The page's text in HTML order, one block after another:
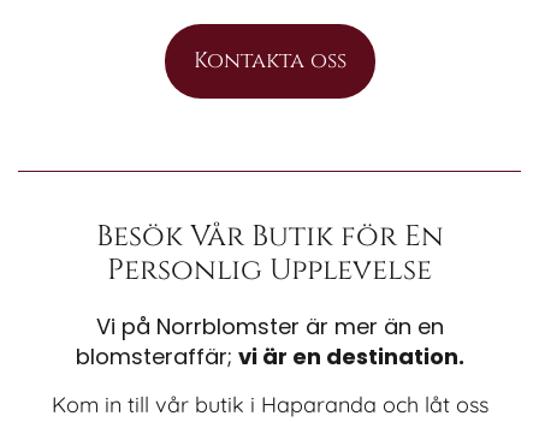
Kontakta oss
Besök Vår Butik för En
Personlig Upplevelse
Vi på Norrblomster är mer än en
blomsteraffär; vi är en destination.
Kom in till vår butik i Haparanda och låt oss